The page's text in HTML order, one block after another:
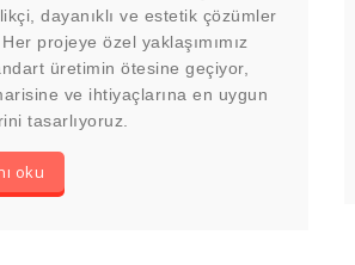
dayanıklı ve estetik çözümler
projeye özel yaklaşımımız
üretimin ötesine geçiyor,
ve ihtiyaçlarına en uygun
tasarlıyoruz.
oku